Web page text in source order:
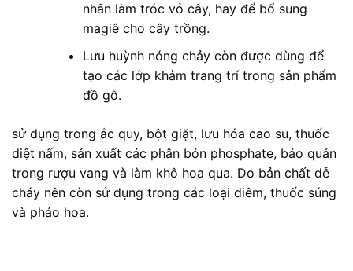
nhân làm tróc vỏ cây, hay để bổ sung
magiê cho cây trồng.
Lưu huỳnh nóng chảy còn được dùng để
tạo các lớp khảm trang trí trong sản phẩm
đồ gỗ.
sử dụng trong ắc quy, bột giặt, lưu hóa cao su, thuốc
diệt nấm, sản xuất các phân bón phosphate, bảo quản
trong rượu vang và làm khô hoa qua. Do bản chất dễ
cháy nên còn sử dụng trong các loại diêm, thuốc súng
và pháo hoa.